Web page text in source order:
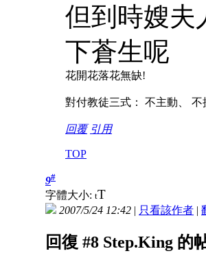
但到時嫂夫
下蒼生呢
花開花落花無缺!
對付教徒三式： 不主動、 不
回覆 引用
TOP
9#
字體大小: tT
2007/5/24 12:42 | 只看該作者 |
回復 #8 Step.King 的